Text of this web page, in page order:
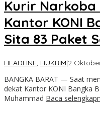
Kurir Narkoba
Kantor KONI
Sita 83 Paket
HEADLINE, HUKRIM|2
BANGKA BARAT — Saat
dekat Kantor KONI Bangka
Muhammad Baca